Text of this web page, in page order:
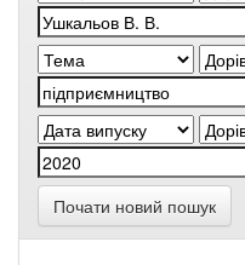
Почати новий пошук